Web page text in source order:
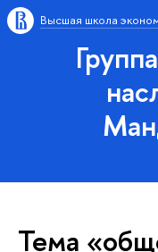
Высшая школа
Тема